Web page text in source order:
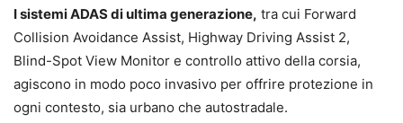
I sistemi ADAS di ultima generazione, tra cui Forward
Collision Avoidance Assist, Highway Driving Assist 2,
Blind-Spot View Monitor e controllo attivo della corsia,
agiscono in modo poco invasivo per offrire protezione in
ogni contesto, sia urbano che autostradale.